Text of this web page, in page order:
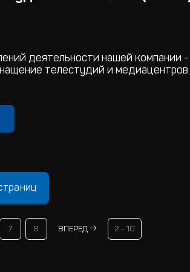
деятельности нашей компании -
телестудий и медиацентров.
7 8 ВПЕРЕД 2 - 10